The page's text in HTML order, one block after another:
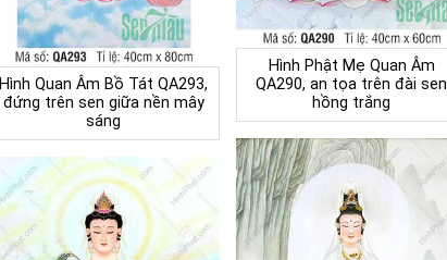
Hình Phật Mẹ Quan Âm
QA290, an tọa trên đài sen
hồng trắng
Hình Quan Âm Bồ Tát QA293,
đứng trên sen giữa nền mây
sáng